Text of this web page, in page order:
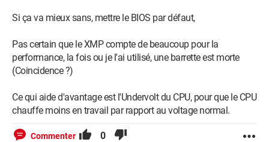
Si ça va mieux sans, mettre le BIOS par défaut,
Pas certain que le XMP compte de beaucoup pour la
performance, la fois ou je l'ai utilisé, une barrette est morte
(Coincidence ?)
Ce qui aide d'avantage est l'Undervolt du CPU, pour que le CPU
chauffe moins en travail par rapport au voltage normal.
Commenter 0